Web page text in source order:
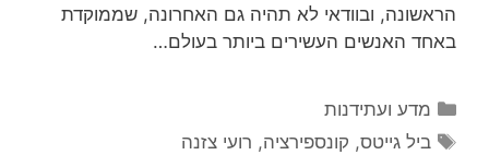
הראשונה, ובוודאי לא תהיה גם האחרונה, שממוקדת
באחד האנשים העשירים ביותר בעולם…
קטגוריות
מדע ועתידנות
תגיות
ביל גייטס, קונספירציה, רועי צזנה